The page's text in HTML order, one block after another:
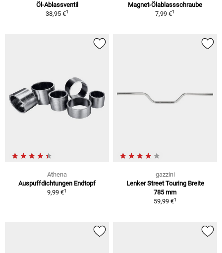
Öl-Ablassventil
38,95 €1
Magnet-Ölablassschraube
7,99 €1
Athena
Auspuffdichtungen Endtopf
9,99 €1
gazzini
Lenker Street Touring Breite
785 mm
59,99 €1